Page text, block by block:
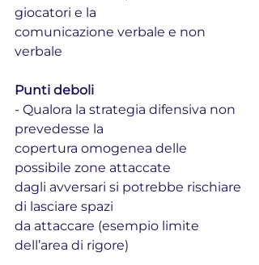
giocatori e la
comunicazione verbale e non
verbale
Punti deboli
- Qualora la strategia difensiva non
prevedesse la
copertura omogenea delle
possibile zone attaccate
dagli avversari si potrebbe rischiare
di lasciare spazi
da attaccare (esempio limite
dell’area di rigore)